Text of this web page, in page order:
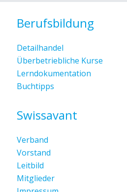
Berufsbildung
Detailhandel
Überbetriebliche Kurse
Lerndokumentation
Buchtipps
Swissavant
Verband
Vorstand
Leitbild
Mitglieder